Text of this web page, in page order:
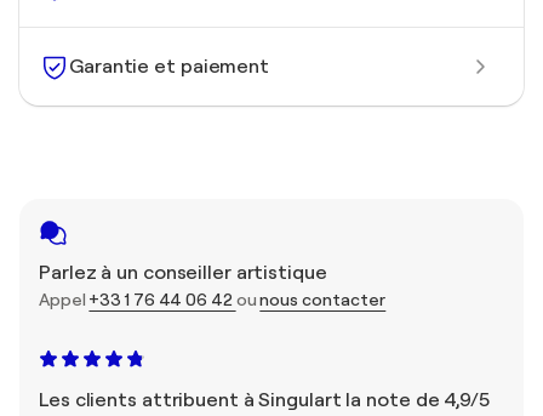
Garantie et paiement
Parlez à un conseiller artistique
Appel +33 1 76 44 06 42 ounous contacter
Les clients attribuent à Singulart la note de 4,9/5